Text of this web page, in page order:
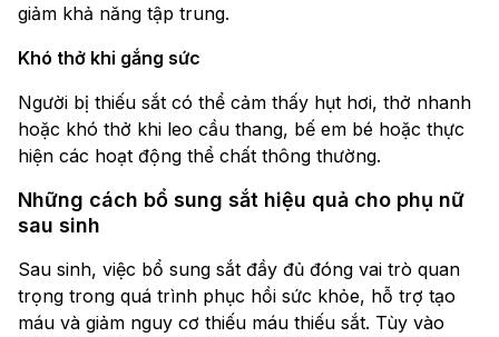
giảm khả năng tập trung.
Khó thở khi gắng sức
Người bị thiếu sắt có thể cảm thấy hụt hơi, thở nhanh
hoặc khó thở khi leo cầu thang, bế em bé hoặc thực
hiện các hoạt động thể chất thông thường.
Những cách bổ sung sắt hiệu quả cho phụ nữ
sau sinh
Sau sinh, việc bổ sung sắt đầy đủ đóng vai trò quan
trọng trong quá trình phục hồi sức khỏe, hỗ trợ tạo
máu và giảm nguy cơ thiếu máu thiếu sắt. Tùy vào